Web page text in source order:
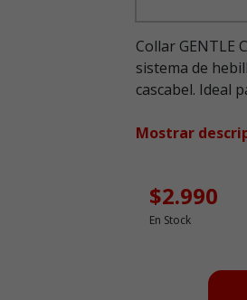
Collar GENTLE
sistema de
cascabel. Ideal
Mostrar
$2.990
En Stock